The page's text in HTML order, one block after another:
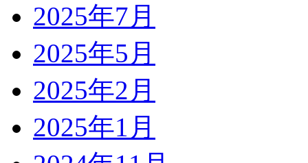
2025年7月
2025年5月
2025年2月
2025年1月